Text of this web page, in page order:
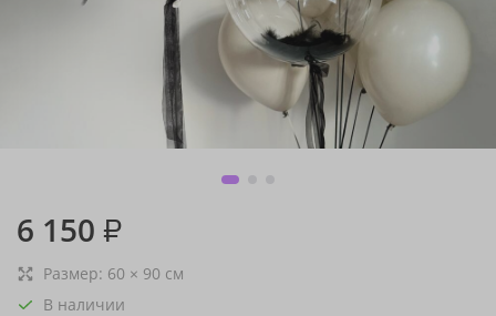
6 150 ₽
Размер: 60 × 90 см
В наличии